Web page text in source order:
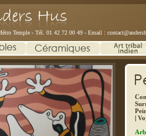
Temple - Tél. 01 42 72 00 49 - Email :
|